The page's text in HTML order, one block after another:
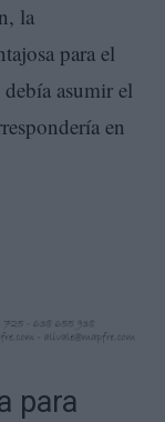
la
para el
asumir el
en
para